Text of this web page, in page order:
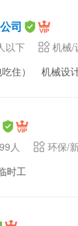
司
以下
机械/
住） 机械设
人
环保/
时工